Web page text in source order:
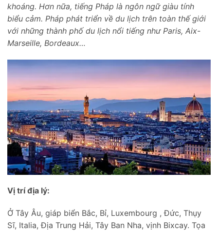
khoáng. Hơn nữa, tiếng Pháp là ngôn ngữ giàu tính
biểu cảm. Pháp phát triển về du lịch trên toàn thế giới
với những thành phố du lịch nổi tiếng như Paris, Aix-
Marseille, Bordeaux…
Vị trí địa lý:
Ở Tây Âu, giáp biển Bắc, Bỉ, Luxembourg , Đức, Thụy
Sĩ, Italia, Địa Trung Hải, Tây Ban Nha, vịnh Bixcay. Tọa